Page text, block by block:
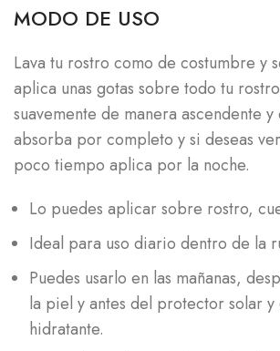
MODO DE USO
Lava tu rostro como de costumbre y
aplica unas gotas sobre todo tu
suavemente de manera ascendente y
absorba por completo y si deseas
poco tiempo aplica por la noche.
Lo puedes aplicar sobre rostro,
Ideal para uso diario dentro de la
Puedes usarlo en las mañanas,
la piel y antes del protector solar y
hidratante.